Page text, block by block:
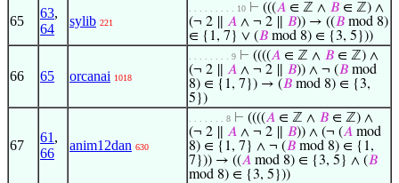
65
63,
64
sylib 221
. . . . . . . . . 10 ⊢ (((𝐴 ∈ ℤ ∧ 𝐵 ∈ ℤ) ∧
(¬ 2 ∥ 𝐴 ∧ ¬ 2 ∥ 𝐵)) → ((𝐵 mod 8)
∈ {1, 7} ∨ (𝐵 mod 8) ∈ {3, 5}))
66 65 orcanai 1018
. . . . . . . . 9 ⊢ ((((𝐴 ∈ ℤ ∧ 𝐵 ∈ ℤ) ∧
(¬ 2 ∥ 𝐴 ∧ ¬ 2 ∥ 𝐵)) ∧ ¬ (𝐵 mod
8) ∈ {1, 7}) → (𝐵 mod 8) ∈ {3,
5})
67
61 ,
66
anim12dan 630
. . . . . . . 8 ⊢ ((((𝐴 ∈ ℤ ∧ 𝐵 ∈ ℤ) ∧
(¬ 2 ∥ 𝐴 ∧ ¬ 2 ∥ 𝐵)) ∧ (¬ (𝐴 mod
8) ∈ {1, 7} ∧ ¬ (𝐵 mod 8) ∈ {1,
7})) → ((𝐴 mod 8) ∈ {3, 5} ∧ (𝐵
mod 8) ∈ {3, 5}))